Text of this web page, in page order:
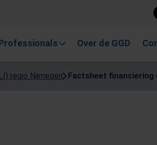
Over de GGD
naar de gewenste pagina. Touch-
regio Nijmegen Factsheet